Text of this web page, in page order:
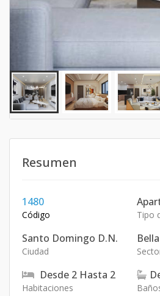
Resumen
1480
Código Tipo
Santo Domingo D.N.
Ciudad
Desde 2 Hasta 2
Habitaciones